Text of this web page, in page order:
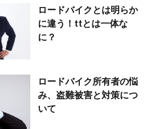
ロードバイクとは明らか
に違う！ttとは一体な
に？
ロードバイク所有者の悩
み、盗難被害と対策につ
いて